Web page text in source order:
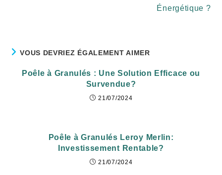
Énergétique ?
VOUS DEVRIEZ ÉGALEMENT AIMER
Poêle à Granulés : Une Solution Efficace ou
Survendue?
21/07/2024
Poêle à Granulés Leroy Merlin:
Investissement Rentable?
21/07/2024